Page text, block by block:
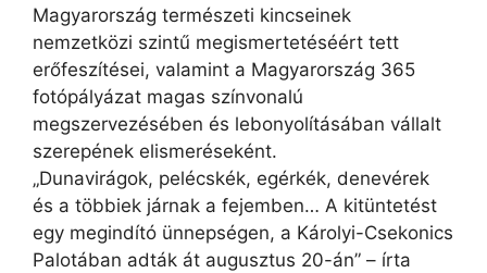
Magyarország természeti kincseinek
nemzetközi szintű megismertetéséért tett
erőfeszítései, valamint a Magyarország 365
fotópályázat magas színvonalú
megszervezésében és lebonyolításában vállalt
szerepének elismeréseként.
„Dunavirágok, pelécskék, egérkék, denevérek
és a többiek járnak a fejemben… A kitüntetést
egy megindító ünnepségen, a Károlyi-Csekonics
Palotában adták át augusztus 20-án” – írta